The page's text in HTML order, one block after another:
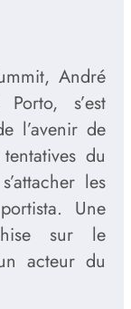
André
s’est
l’avenir de
du
les
Une
sur le
acteur du